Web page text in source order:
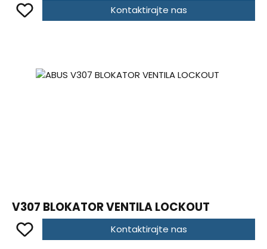
Kontaktirajte nas
V307 BLOKATOR VENTILA LOCKOUT
Kontaktirajte nas